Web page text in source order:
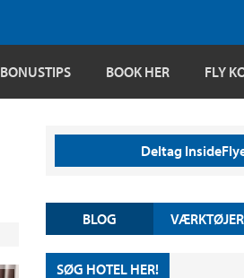
BONUSTIPS BOOK HER FLY
Deltag
BLOG VÆRKTØJER
SØG HOTEL HER!